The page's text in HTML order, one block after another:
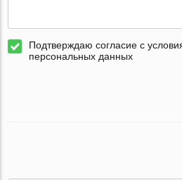
Подтверждаю согласие с
персональных данных